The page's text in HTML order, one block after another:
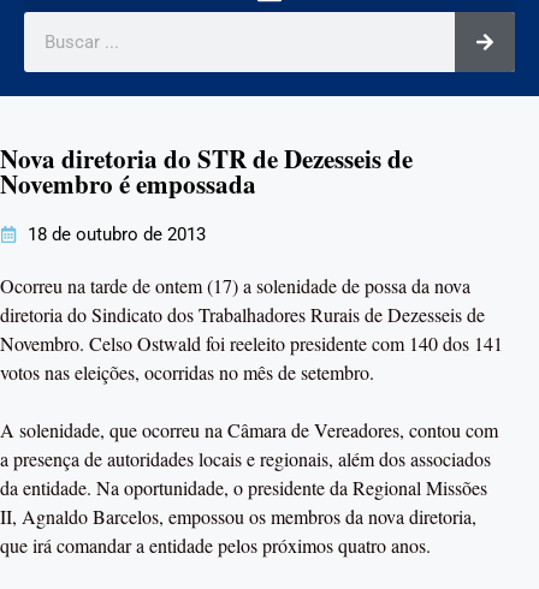
Nova diretoria do STR de Dezesseis de
Novembro é empossada
18 de outubro de 2013
Ocorreu na tarde de ontem (17) a solenidade de possa da nova
diretoria do Sindicato dos Trabalhadores Rurais de Dezesseis de
Novembro. Celso Ostwald foi reeleito presidente com 140 dos 141
votos nas eleições, ocorridas no mês de setembro.
A solenidade, que ocorreu na Câmara de Vereadores, contou com
a presença de autoridades locais e regionais, além dos associados
da entidade. Na oportunidade, o presidente da Regional Missões
II, Agnaldo Barcelos, empossou os membros da nova diretoria,
que irá comandar a entidade pelos próximos quatro anos.